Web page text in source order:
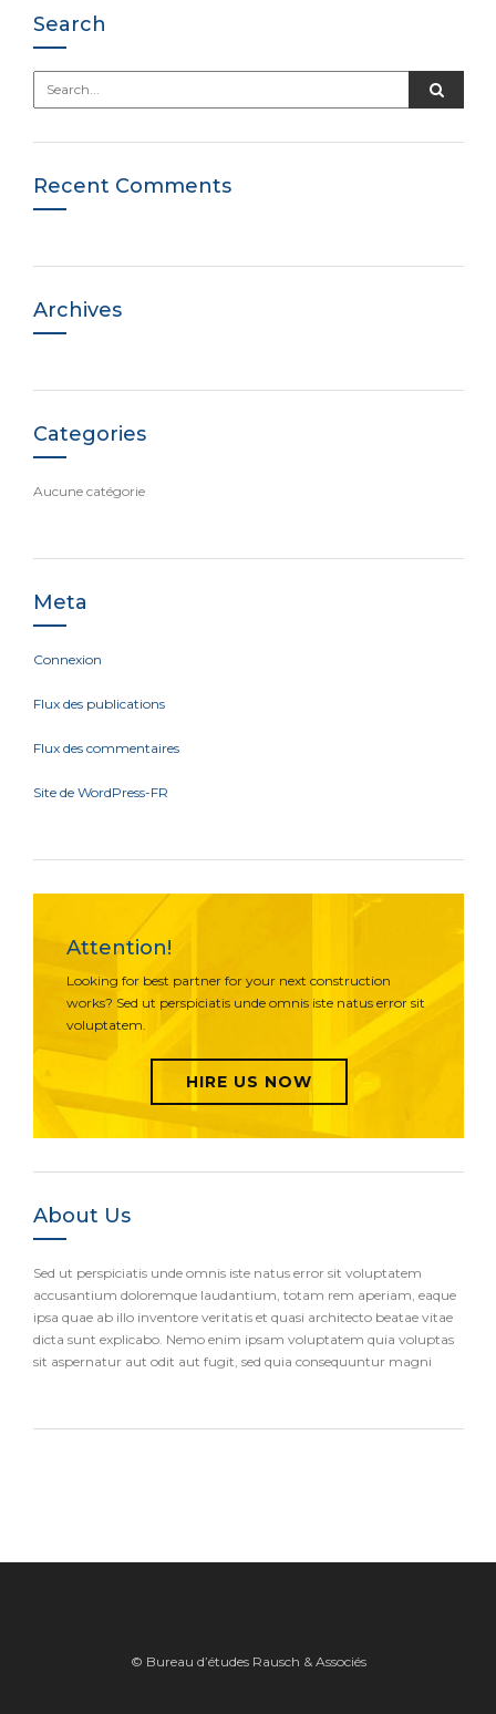
Search
Recent Comments
Archives
Categories
Aucune catégorie
Meta
Connexion
Flux des publications
Flux des commentaires
Site de WordPress-FR
Attention!
Looking for best partner for your next construction
works? Sed ut perspiciatis unde omnis iste natus error sit
voluptatem.
HIRE US NOW
About Us
Sed ut perspiciatis unde omnis iste natus error sit voluptatem
accusantium doloremque laudantium, totam rem aperiam, eaque
ipsa quae ab illo inventore veritatis et quasi architecto beatae vitae
dicta sunt explicabo. Nemo enim ipsam voluptatem quia voluptas
sit aspernatur aut odit aut fugit, sed quia consequuntur magni
© Bureau d’études Rausch & Associés